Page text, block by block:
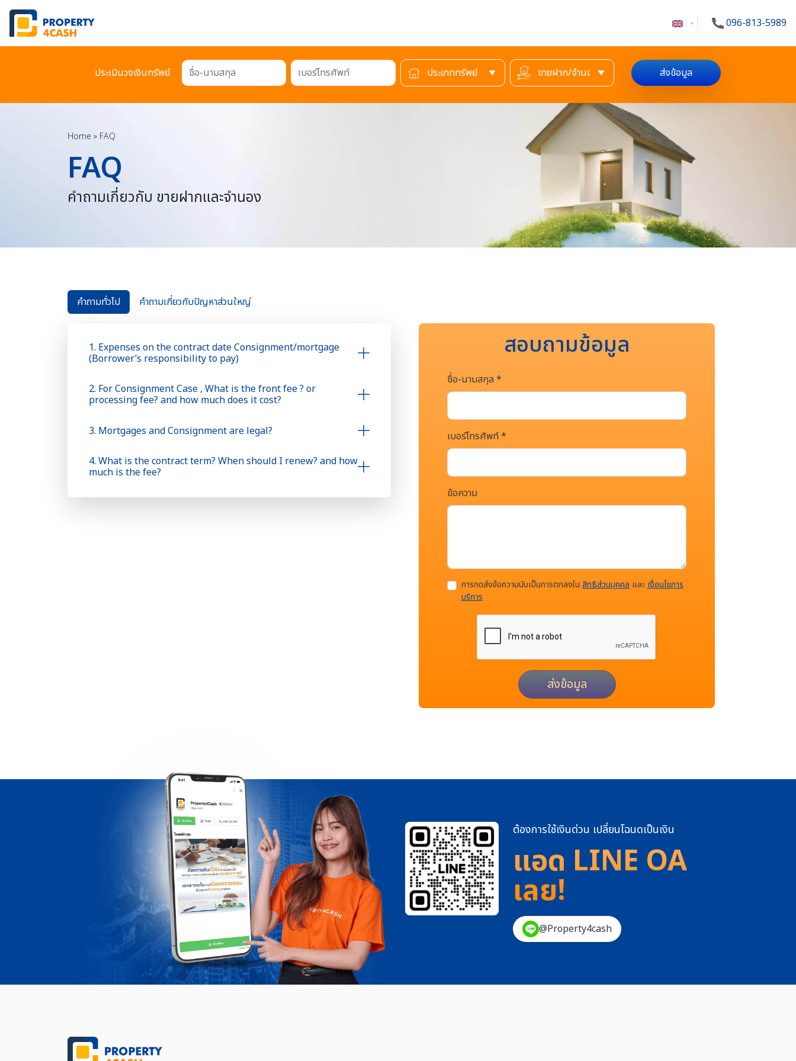
096-813-5989
ประเมินวงเงินทรัพย์ ชื่อ-นามสกุล เบอร์โทรศัพท์ ส่งข้อมูล
Home » FAQ
FAQ
คำถามเกี่ยวกับ ขายฝากและจำนอง
คำถามทั่วไป คำถามเกี่ยวกับปัญหาส่วนใหญ่
1. Expenses on the contract date Consignment/mortgage
(Borrower’s responsibility to pay)
2. For Consignment Case , What is the front fee ? or
processing fee? and how much does it cost?
3. Mortgages and Consignment are legal?
4. What is the contract term? When should I renew? and how
much is the fee?
สอบถามข้อมูล
ชื่อ-นามสกุล *
เบอร์โทรศัพท์ *
ข้อความ
การกดส่งข้อความนับเป็นการตกลงใน สิทธิส่วนบุคคล และ เงื่อนไขการ
บริการ
ส่งข้อมูล
ต้องการใช้เงินด่วน เปลี่ยนโฉนดเป็นเงิน
แอด LINE OA
เลย!
@Property4cash